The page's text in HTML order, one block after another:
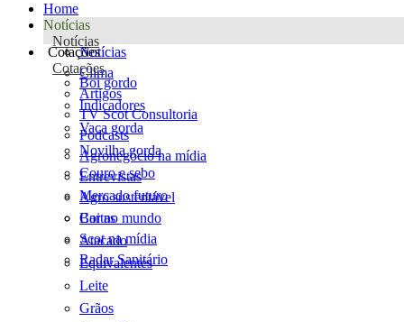
Home
Notícias
Notícias
Notícias
Clima
Artigos
TV Scot Consultoria
Podcasts
Agronegócio na mídia
Entrevistas
Agro sustentável
Cartas
Scot na mídia
Radar Sanitário
Cotações
Cotações
Boi gordo
Indicadores
Vaca gorda
Novilha gorda
Couro e sebo
Mercado futuro
Boi no mundo
Atacado
Equivalentes
Leite
Grãos